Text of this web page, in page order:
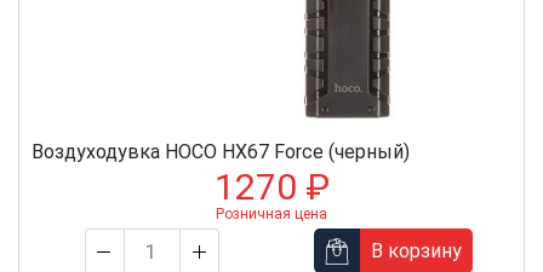
Воздуходувка HOCO HX67 Force (черный)
1270 ₽
Розничная цена
В корзину